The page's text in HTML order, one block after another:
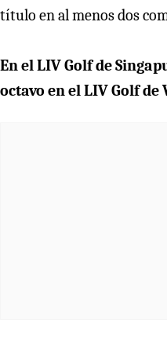
título en al menos dos
En el LIV Golf de
octavo en el LIV Golf